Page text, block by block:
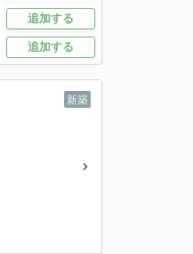
追加する
追加する
新築